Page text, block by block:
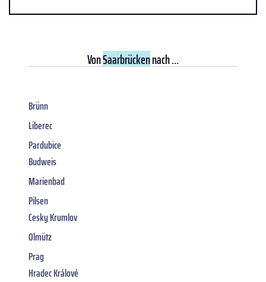
VonSaarbrückennach ...
Brünn
Liberec
Pardubice
Budweis
Marienbad
Pilsen
Cesky Krumlov
Olmütz
Prag
Hradec Králové